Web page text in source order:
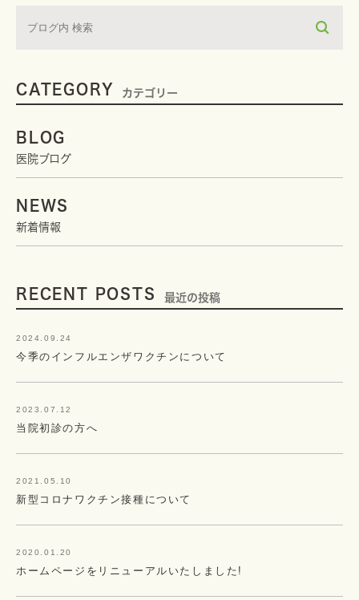
CATEGORY カテゴリー
BLOG
医院ブログ
NEWS
新着情報
RECENT POSTS 最近の投稿
2024.09.24
今季のインフルエンザワクチンについて
2023.07.12
当院初診の方へ
2021.05.10
新型コロナワクチン接種について
2020.01.20
ホームページをリニューアルいたしました!